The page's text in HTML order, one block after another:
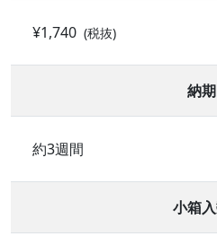
¥1,740 (税抜)
納期
約3週間
小箱